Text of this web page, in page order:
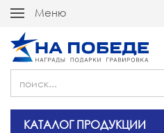
Меню
КАТАЛОГ ПРОДУКЦИИ